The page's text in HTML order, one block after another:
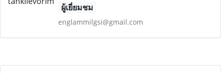
ผู้เยี่ยมชม
englammilgsi@gmail.com